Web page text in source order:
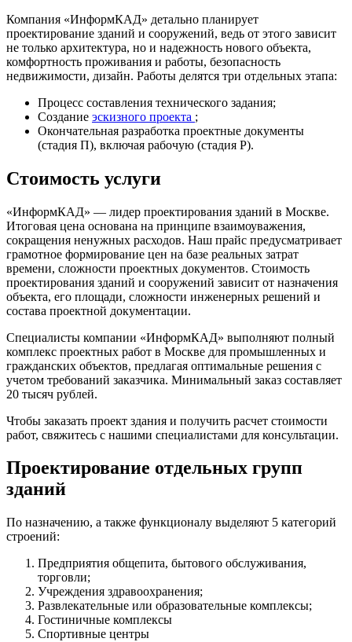
Компания «ИнформКАД» детально планирует
проектирование зданий и сооружений, ведь от этого зависит
не только архитектура, но и надежность нового объекта,
комфортность проживания и работы, безопасность
недвижимости, дизайн. Работы делятся три отдельных этапа:
Процесс составления технического задания;
Создание эскизного проекта ;
Окончательная разработка проектные документы
(стадия П), включая рабочую (стадия Р).
Стоимость услуги
«ИнформКАД» — лидер проектирования зданий в Москве.
Итоговая цена основана на принципе взаимоуважения,
сокращения ненужных расходов. Наш прайс предусматривает
грамотное формирование цен на базе реальных затрат
времени, сложности проектных документов. Стоимость
проектирования зданий и сооружений зависит от назначения
объекта, его площади, сложности инженерных решений и
состава проектной документации.
Специалисты компании «ИнформКАД» выполняют полный
комплекс проектных работ в Москве для промышленных и
гражданских объектов, предлагая оптимальные решения с
учетом требований заказчика. Минимальный заказ составляет
20 тысяч рублей.
Чтобы заказать проект здания и получить расчет стоимости
работ, свяжитесь с нашими специалистами для консультации.
Проектирование отдельных групп
зданий
По назначению, а также функционалу выделяют 5 категорий
строений:
Предприятия общепита, бытового обслуживания,
торговли;
Учреждения здравоохранения;
Развлекательные или образовательные комплексы;
Гостиничные комплексы
Спортивные центры